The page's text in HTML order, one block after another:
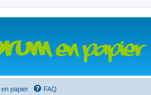
papier FAQ